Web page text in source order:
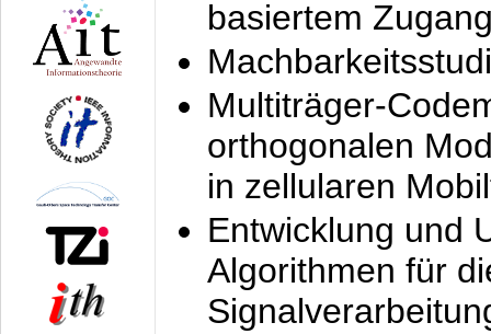
basiertem
Multiträger-
orthogonalen
in zellularen
Entwicklung und
Algorithmen für